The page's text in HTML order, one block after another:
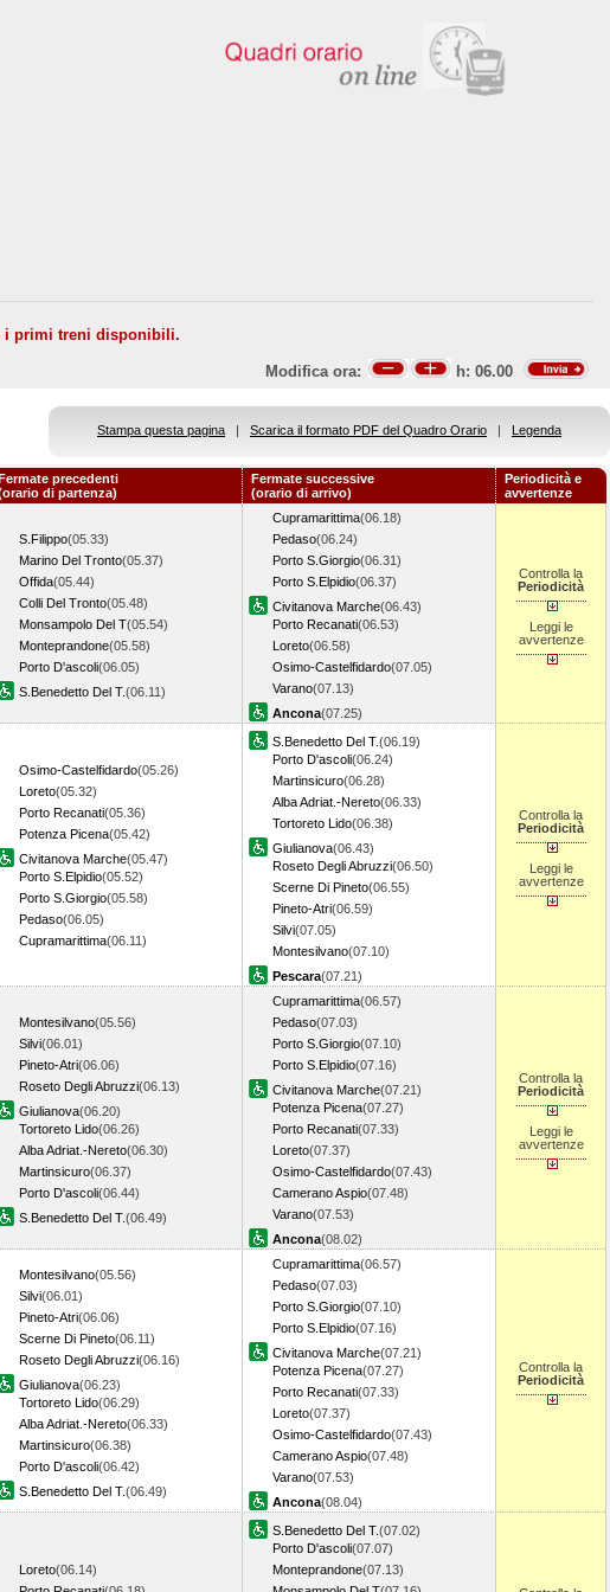
i primi treni disponibili.
Modifica ora: h: 06.00
Stampa questa pagina | Scarica il formato PDF del Quadro Orario | Legenda
precedenti
di partenza)
Fermate successive
(orario di arrivo)
Periodicità e
avvertenze
S.Filippo(05.33)
Marino Del Tronto(05.37)
Offida(05.44)
Colli Del Tronto(05.48)
Monsampolo Del T(05.54)
Monteprandone(05.58)
Porto D'ascoli(06.05)
S.Benedetto Del T.(06.11)
Cupramarittima(06.18)
Pedaso(06.24)
Porto S.Giorgio(06.31)
Porto S.Elpidio(06.37)
Civitanova Marche(06.43)
Porto Recanati(06.53)
Loreto(06.58)
Osimo-Castelfidardo(07.05)
Varano(07.13)
Ancona(07.25)
Controlla la
Periodicità
Leggi le
avvertenze
Osimo-Castelfidardo(05.26)
Loreto(05.32)
Porto Recanati(05.36)
Potenza Picena(05.42)
Civitanova Marche(05.47)
Porto S.Elpidio(05.52)
Porto S.Giorgio(05.58)
Pedaso(06.05)
Cupramarittima(06.11)
S.Benedetto Del T.(06.19)
Porto D'ascoli(06.24)
Martinsicuro(06.28)
Alba Adriat.-Nereto(06.33)
Tortoreto Lido(06.38)
Giulianova(06.43)
Roseto Degli Abruzzi(06.50)
Scerne Di Pineto(06.55)
Pineto-Atri(06.59)
Silvi(07.05)
Montesilvano(07.10)
Pescara(07.21)
Controlla la
Periodicità
Leggi le
avvertenze
Montesilvano(05.56)
Silvi(06.01)
Pineto-Atri(06.06)
Roseto Degli Abruzzi(06.13)
Giulianova(06.20)
Tortoreto Lido(06.26)
Alba Adriat.-Nereto(06.30)
Martinsicuro(06.37)
Porto D'ascoli(06.44)
S.Benedetto Del T.(06.49)
Cupramarittima(06.57)
Pedaso(07.03)
Porto S.Giorgio(07.10)
Porto S.Elpidio(07.16)
Civitanova Marche(07.21)
Potenza Picena(07.27)
Porto Recanati(07.33)
Loreto(07.37)
Osimo-Castelfidardo(07.43)
Camerano Aspio(07.48)
Varano(07.53)
Ancona(08.02)
Controlla la
Periodicità
Leggi le
avvertenze
Montesilvano(05.56)
Silvi(06.01)
Pineto-Atri(06.06)
Scerne Di Pineto(06.11)
Roseto Degli Abruzzi(06.16)
Giulianova(06.23)
Tortoreto Lido(06.29)
Alba Adriat.-Nereto(06.33)
Martinsicuro(06.38)
Porto D'ascoli(06.42)
S.Benedetto Del T.(06.49)
Cupramarittima(06.57)
Pedaso(07.03)
Porto S.Giorgio(07.10)
Porto S.Elpidio(07.16)
Civitanova Marche(07.21)
Potenza Picena(07.27)
Porto Recanati(07.33)
Loreto(07.37)
Osimo-Castelfidardo(07.43)
Camerano Aspio(07.48)
Varano(07.53)
Ancona(08.04)
Controlla la
Periodicità
Loreto(06.14)
S.Benedetto Del T.(07.02)
Porto D'ascoli(07.07)
Monteprandone(07.13)